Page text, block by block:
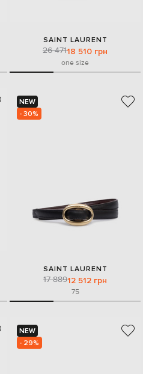
SAINT LAURENT
26 47118 510 грн
one size
NEW
- 30%
SAINT LAURENT
17 88912 512 грн
75
NEW
- 29%